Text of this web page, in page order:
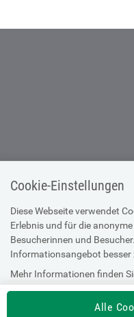
Cookie-Einstellungen
Diese Webseite verwendet
Erlebnis und für die
Besucherinnen und
Informationsangebot besser
Mehr Informationen finden
Alle